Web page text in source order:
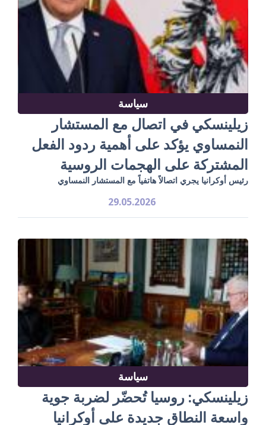
سياسة
زيلينسكي في اتصال مع المستشار
النمساوي يؤكد على أهمية ردود الفعل
المشتركة على الهجمات الروسية
رئيس أوكرانيا يجري اتصالاً هاتفياً مع المستشار النمساوي
29.05.2026
سياسة
زيلينسكي: روسيا تُحضّر لضربة جوية
واسعة النطاق جديدة على أوكرانيا